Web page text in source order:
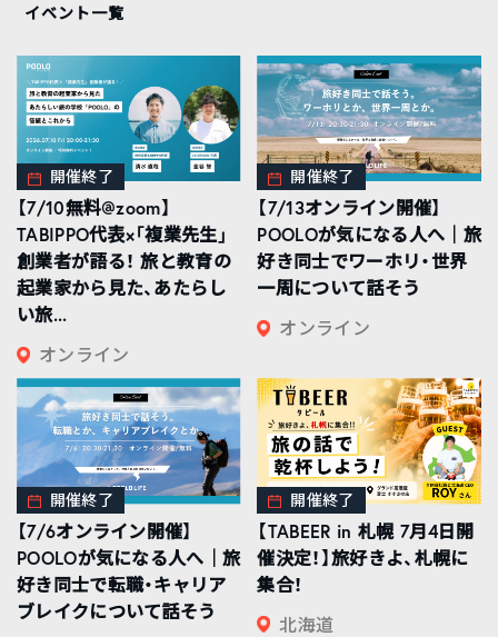
イベント一覧
開催終了
【7/10無料@zoom】
TABIPPO代表×「複業先生」
創業者が語る！ 旅と教育の
起業家から見た、あたらし
い旅...
オンライン
開催終了
【7/13オンライン開催】
POOLOが気になる人へ｜旅
好き同士でワーホリ・世界
一周について話そう
オンライン
開催終了
【7/6オンライン開催】
POOLOが気になる人へ｜旅
好き同士で転職・キャリア
ブレイクについて話そう
開催終了
【TABEER in 札幌 7月4日開
催決定！】旅好きよ、札幌に
集合！
北海道